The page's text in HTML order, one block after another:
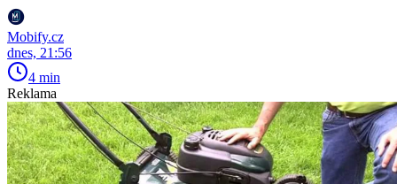
Mobify.cz
dnes, 21:56
4 min
Reklama